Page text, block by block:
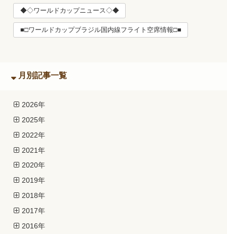
◆◇ワールドカップニュース◇◆
■□ワールドカップブラジル国内線フライト空席情報□■
月別記事一覧
2026年
2025年
2022年
2021年
2020年
2019年
2018年
2017年
2016年